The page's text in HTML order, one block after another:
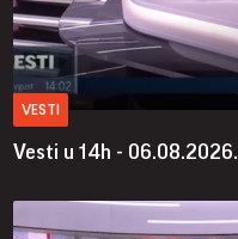
VESTI
Vesti u 14h - 06.08.2026.